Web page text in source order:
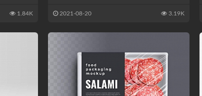
1.84K 2021-08-20 3.19K